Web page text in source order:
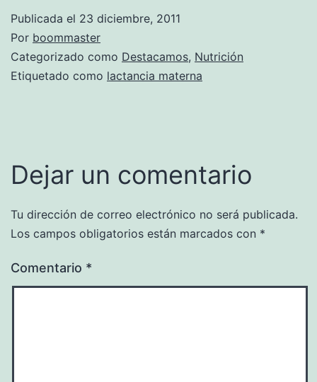
Publicada el 23 diciembre, 2011
Por boommaster
Categorizado como Destacamos, Nutrición
Etiquetado como lactancia materna
Dejar un comentario
Tu dirección de correo electrónico no será publicada.
Los campos obligatorios están marcados con *
Comentario *